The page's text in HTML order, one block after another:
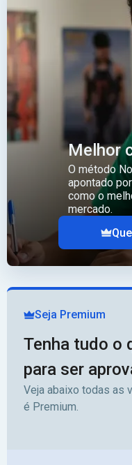
Melhor
O método
apontado
como o
mercado.
Seja Premium
Tenha tudo o
para ser
Veja abaixo todas as
é Premium.